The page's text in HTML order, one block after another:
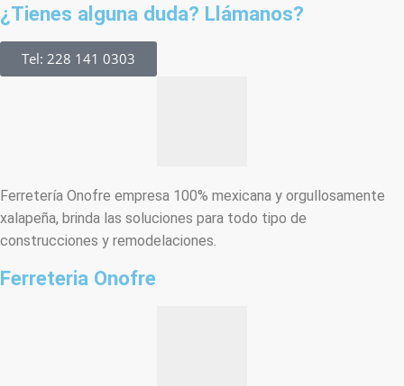
¿Tienes alguna duda? Llámanos?
Tel: 228 141 0303
Ferretería Onofre empresa 100% mexicana y orgullosamente
xalapeña, brinda las soluciones para todo tipo de
construcciones y remodelaciones.
Ferreteria Onofre